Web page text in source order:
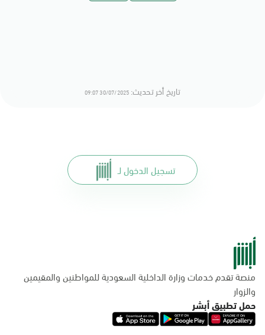
تاريخ أخر تحديث: 30/07/2025 09:07
تسجيل الدخول لـ
منصة تقدم خدمات وزارة الداخلية السعودية للمواطنين والمقيمين
والزوار
حمل تطبيق أبشر